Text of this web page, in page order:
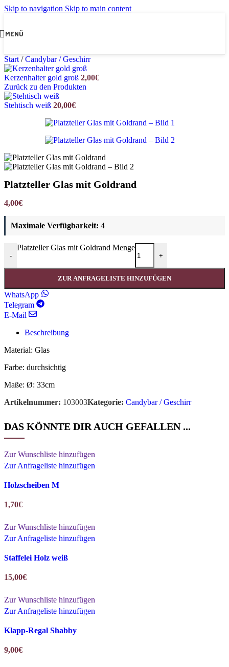
Skip to navigation Skip to main content
MENÜ
Start / Candybar / Geschirr
Kerzenhalter gold groß 2,00€
Zurück zu den Produkten
Stehtisch weiß 20,00€
Platzteller Glas mit Goldrand
4,00€
Maximale Verfügbarkeit: 4
-
Platzteller Glas mit Goldrand Menge
+
ZUR ANFRAGELISTE HINZUFÜGEN
WhatsApp
Telegram
E-Mail
Beschreibung
Material: Glas
Farbe: durchsichtig
Maße: Ø: 33cm
Artikelnummer: 103003Kategorie: Candybar / Geschirr
DAS KÖNNTE DIR AUCH GEFALLEN ...
Zur Wunschliste hinzufügen
Zur Anfrageliste hinzufügen
Holzscheiben M
1,70€
Zur Wunschliste hinzufügen
Zur Anfrageliste hinzufügen
Staffelei Holz weiß
15,00€
Zur Wunschliste hinzufügen
Zur Anfrageliste hinzufügen
Klapp-Regal Shabby
9,00€